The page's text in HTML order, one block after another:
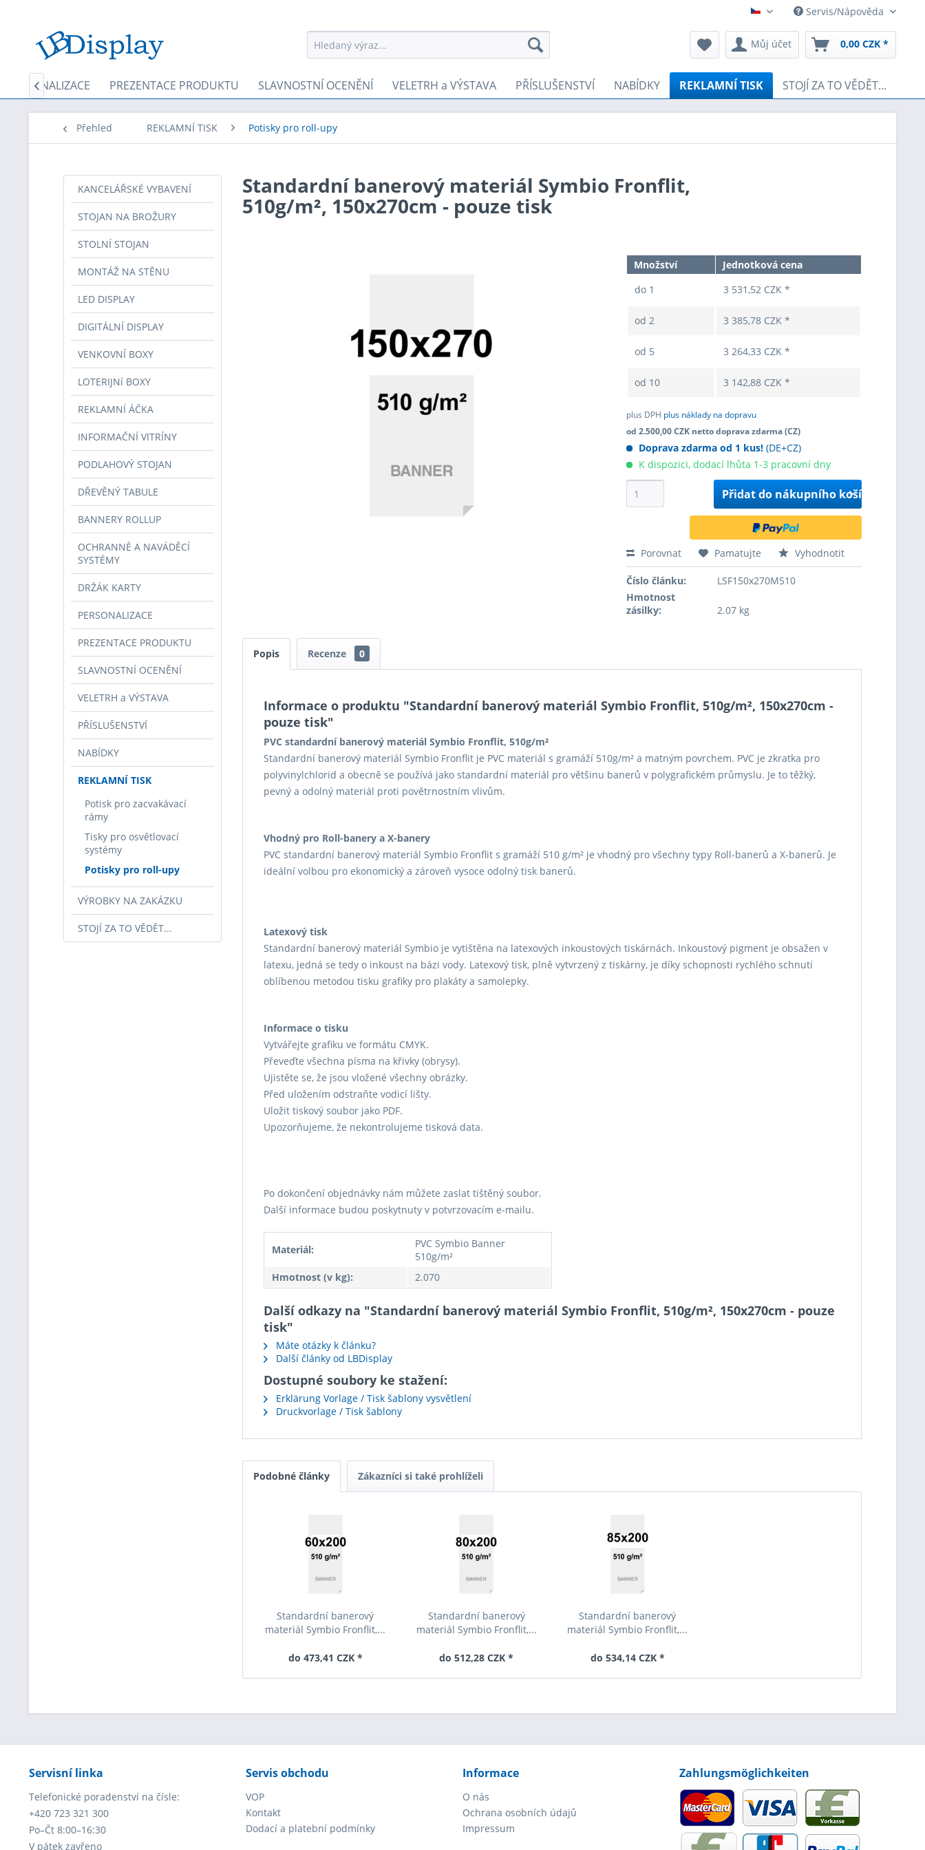
Čeština Servis/Nápověda
Můj účet 0,00 CZK *
PERSONALIZACE PREZENTACE PRODUKTU SLAVNOSTNÍ OCENĚNÍ VELETRH a VÝSTAVA PŘÍSLUŠENSTVÍ NABÍDKY REKLAMNÍ TISK STOJÍ ZA TO VĚDĚT...

Přehled REKLAMNÍ TISK Potisky pro roll-upy
KANCELÁŘSKÉ VYBAVENÍ
STOJAN NA BROŽURY
STOLNÍ STOJAN
MONTÁŽ NA STĚNU
LED DISPLAY
DIGITÁLNÍ DISPLAY
VENKOVNÍ BOXY
LOTERIJNí BOXY
REKLAMNÍ ÁČKA
INFORMAČNÍ VITRÍNY
PODLAHOVÝ STOJAN
DŘEVĚNÝ TABULE
BANNERY ROLLUP
OCHRANNÉ A NAVÁDĚCÍ
SYSTÉMY
DRŽÁK KARTY
PERSONALIZACE
PREZENTACE PRODUKTU
SLAVNOSTNÍ OCENĚNÍ
VELETRH a VÝSTAVA
PŘÍSLUŠENSTVÍ
NABÍDKY
REKLAMNÍ TISK
Potisk pro zacvakávací
rámy
Tisky pro osvětlovací
systémy
Potisky pro roll-upy
VÝROBKY NA ZAKÁZKU
STOJÍ ZA TO VĚDĚT...
Standardní banerový materiál Symbio Fronflit,
510g/m², 150x270cm - pouze tisk
Množství
Jednotková cena
do 1 3 531,52 CZK *
od 2 3 385,78 CZK *
od 5 3 264,33 CZK *
od 10 3 142,88 CZK *
plus DPH plus náklady na dopravu
od 2.500,00 CZK netto doprava zdarma (CZ)
Doprava zdarma od 1 kus! (DE+CZ)
K dispozici, dodací lhůta 1-3 pracovní dny
Přidat do nákupního košíku
Porovnat Pamatujte Vyhodnotit
Číslo článku:
LSF150x270M510
Hmotnost
zásilky:
2.07 kg
Popis Recenze 0
Informace o produktu "Standardní banerový materiál Symbio Fronflit, 510g/m², 150x270cm -
pouze tisk"
PVC standardní banerový materiál Symbio Fronflit, 510g/m²
Standardní banerový materiál Symbio Fronflit je PVC materiál s gramáží 510g/m² a matným povrchem. PVC je zkratka pro
polyvinylchlorid a obecně se používá jako standardní materiál pro většinu banerů v polygrafickém průmyslu. Je to těžký,
pevný a odolný materiál proti povětrnostním vlivům.
Vhodný pro Roll-banery a X-banery
PVC standardní banerový materiál Symbio Fronflit s gramáží 510 g/m² je vhodný pro všechny typy Roll-banerů a X-banerů. Je
ideální volbou pro ekonomický a zároveň vysoce odolný tisk banerů.
Latexový tisk
Standardní banerový materiál Symbio je vytištěna na latexových inkoustových tiskárnách. Inkoustový pigment je obsažen v
latexu, jedná se tedy o inkoust na bázi vody. Latexový tisk, plně vytvrzený z tiskárny, je díky schopnosti rychlého schnutí
oblíbenou metodou tisku grafiky pro plakáty a samolepky.
Informace o tisku
Vytvářejte grafiku ve formátu CMYK.
Převeďte všechna písma na křivky (obrysy).
Ujistěte se, že jsou vložené všechny obrázky.
Před uložením odstraňte vodicí lišty.
Uložit tiskový soubor jako PDF.
Upozorňujeme, že nekontrolujeme tisková data.
Po dokončení objednávky nám můžete zaslat tištěný soubor.
Další informace budou poskytnuty v potvrzovacím e-mailu.
Materiál:
PVC Symbio Banner
510g/m²
Hmotnost (v kg):
2.070
Další odkazy na "Standardní banerový materiál Symbio Fronflit, 510g/m², 150x270cm - pouze
tisk"
Máte otázky k článku?
Další články od LBDisplay
Dostupné soubory ke stažení:
Erklärung Vorlage / Tisk šablony vysvětlení
Druckvorlage / Tisk šablony
Podobné články Zákazníci si také prohlíželi
Standardní banerový
materiál Symbio Fronflit,...
do 473,41 CZK *
Standardní banerový
materiál Symbio Fronflit,...
do 512,28 CZK *
Standardní banerový
materiál Symbio Fronflit,...
do 534,14 CZK *
Servisní linka
Telefonické poradenství na čísle:
+420 723 321 300
Po–Čt 8:00–16:30
V pátek zavřeno
Servis obchodu
VOP
Kontakt
Dodací a platební podmínky
Informace
O nás
Ochrana osobních údajů
Impressum
Zahlungsmöglichkeiten